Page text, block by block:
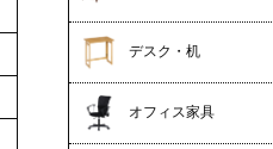
デスク・机
オフィス家具